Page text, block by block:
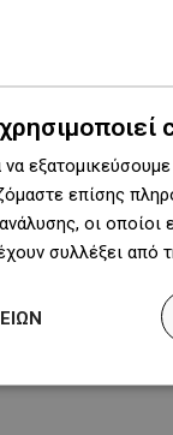
επίσης
οι
συλλέξει